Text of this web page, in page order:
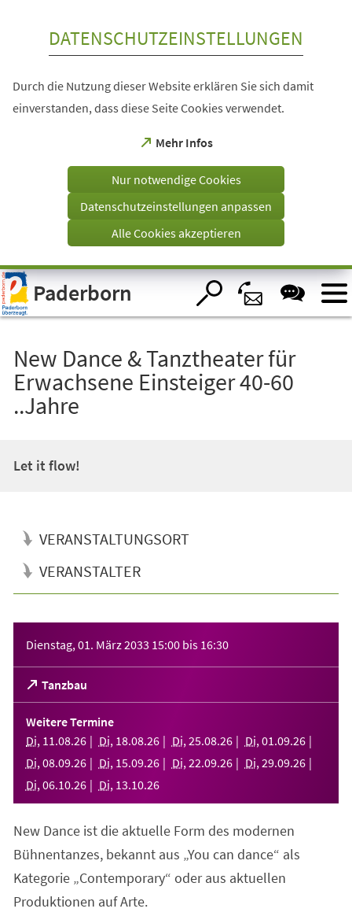
Visuelle
Assistenzsoftware
öffnen.
DATENSCHUTZEINSTELLUNGEN
Durch die Nutzung dieser Website erklären Sie sich damit
einverstanden, dass diese Seite Cookies verwendet.
Mehr Infos
(Öffnet
einem
Tab)
Nur notwendige Cookies
Datenschutzeinstellungen anpassen
Alle Cookies akzeptieren
Paderborn
New Dance & Tanztheater für
Erwachsene Einsteiger 40-60
..Jahre
Let it flow!
VERANSTALTUNGSORT
VERANSTALTER
Dienstag, 01. März 2033 15:00 bis 16:30
Tanzbau
(Öffnet
in
einem
neuen
Tab)
Weitere Termine
Di, 11 .08.26 Di, 18.08.26 Di, 25.08.26 Di, 01 .09.26
Di, 08.09.26 Di, 15.09.26 Di, 22.09.26 Di, 29.09.26
Di, 06.10.26 Di, 13.10.26
New Dance ist die aktuelle Form des modernen
Bühnentanzes, bekannt aus „You can dance“ als
Kategorie „Contemporary“ oder aus aktuellen
Produktionen auf Arte.